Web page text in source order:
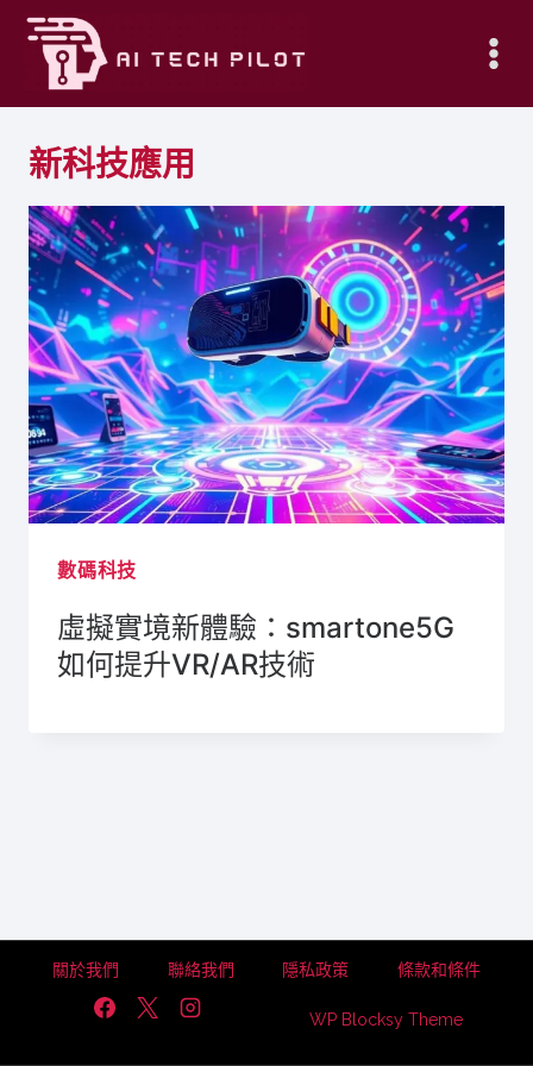
Skip
content
新科技應用
數碼科技
虛擬實境新體驗：smartone5G
如何提升VR/AR技術
關於我們 聯絡我們 隱私政策 條款和條件
WP Blocksy Theme